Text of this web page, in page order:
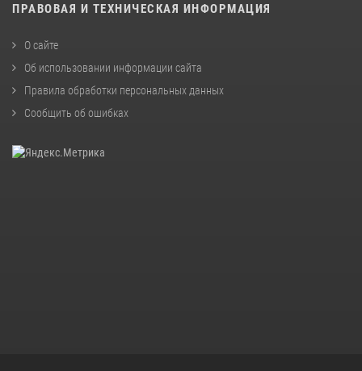
ПРАВОВАЯ И ТЕХНИЧЕСКАЯ ИНФОРМАЦИЯ
О сайте
Об использовании информации сайта
Правила обработки персональных данных
Сообщить об ошибках